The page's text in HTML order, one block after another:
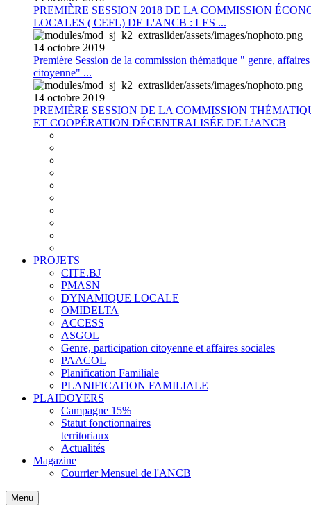
PREMIÈRE SESSION 2018 DE LA COMMISSION
LOCALES ( CEFL) DE L'ANCB : LES ...
14 octobre 2019
Première Session de la commission thématique " genre,
citoyenne" ...
14 octobre 2019
PREMIÈRE SESSION DE LA COMMISSION
ET COOPÉRATION DÉCENTRALISÉE DE L’ANCB
PROJETS
CITE.BJ
PMASN
DYNAMIQUE LOCALE
OMIDELTA
ACCESS
ASGOL
Genre, participation citoyenne et affaires sociales
PAACOL
Planification Familiale
PLANIFICATION FAMILIALE
PLAIDOYERS
Campagne 15%
Statut fonctionnaires
territoriaux
Actualités
Magazine
Courrier Mensuel de l'ANCB
Menu